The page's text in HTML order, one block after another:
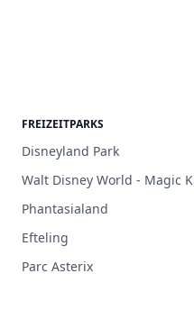
FREIZEITPARKS
Disneyland Park
Walt Disney World - Magic
Phantasialand
Efteling
Parc Asterix